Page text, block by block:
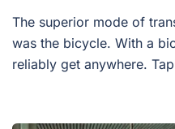
The superior mode of
was the bicycle. With a
reliably get anywhere.